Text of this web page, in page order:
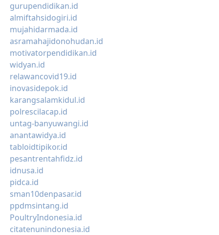
gurupendidikan.id
almiftahsidogiri.id
mujahidarmada.id
asramahajidonohudan.id
motivatorpendidikan.id
widyan.id
relawancovid19.id
inovasidepok.id
karangsalamkidul.id
polrescilacap.id
untag-banyuwangi.id
anantawidya.id
tabloidtipikor.id
pesantrentahfidz.id
idnusa.id
pidca.id
sman10denpasar.id
ppdmsintang.id
PoultryIndonesia.id
citatenunindonesia.id